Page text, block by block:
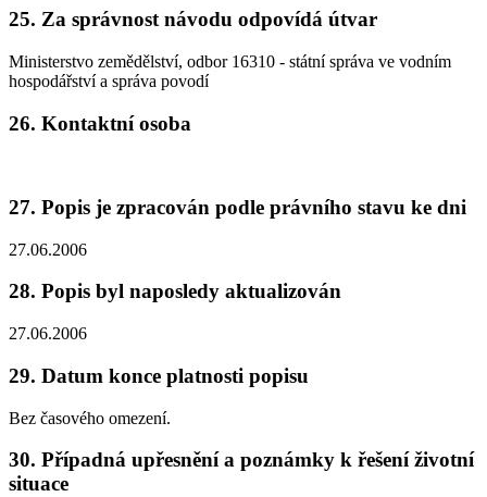
25. Za správnost návodu odpovídá útvar
Ministerstvo zemědělství, odbor 16310 - státní správa ve vodním
hospodářství a správa povodí
26. Kontaktní osoba
27. Popis je zpracován podle právního stavu ke dni
27.06.2006
28. Popis byl naposledy aktualizován
27.06.2006
29. Datum konce platnosti popisu
Bez časového omezení.
30. Případná upřesnění a poznámky k řešení životní
situace